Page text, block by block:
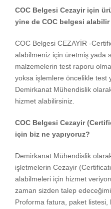
COC Belgesi Cezayir için
yine de COC belgesi alabilir
COC Belgesi CEZAYİR -
alabilmeniz için üretmiş yada
malzemelerin test raporu
yoksa işlemlere öncelikle test
Demirkanat Mühendislik
hizmet alabilirsiniz.
COC Belgesi Cezayir
için biz ne yapıyoruz?
Demirkanat Mühendislik
işletmelerin Cezayir
alabilmeleri için hizmet
zaman sizden talep
Proforma fatura, paket